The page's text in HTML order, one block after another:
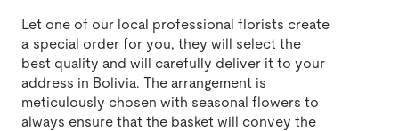
Let one of our local professional florists create
a special order for you, they will select the
best quality and will carefully deliver it to your
address in Bolivia. The arrangement is
meticulously chosen with seasonal flowers to
always ensure that the basket will convey the